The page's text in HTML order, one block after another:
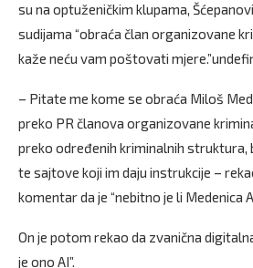
su na optuženičkim klupama,
sudijama “obraća član organizovane
kaže neću vam poštovati
– Pitate me kome se obraća Miloš
preko PR članova organizovane
preko određenih kriminalnih struktura,
te sajtove koji im daju instrukcije –
komentar da je “nebitno je li Medenica
On je potom rekao da zvanična
je ono AI”.